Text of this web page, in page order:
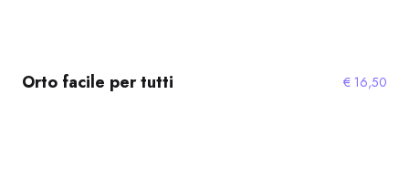
Orto facile per tutti € 16,50